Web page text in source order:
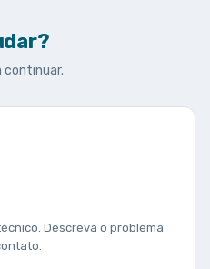
continuar.
Descreva o problema